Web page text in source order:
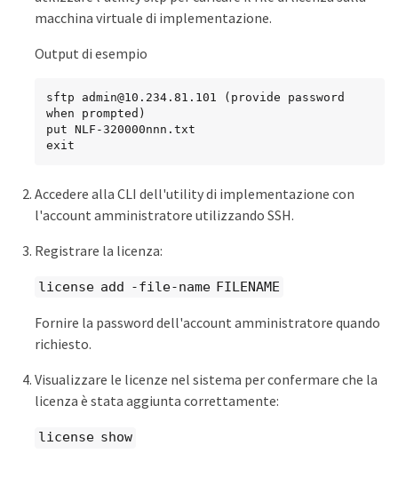
macchina virtuale di implementazione.
Output di esempio
sftp admin@10.234.81.101 (provide password
when prompted)
put NLF-320000nnn.txt
exit
Accedere alla CLI dell'utility di implementazione con
l'account amministratore utilizzando SSH.
Registrare la licenza:
license add -file-name FILENAME
Fornire la password dell'account amministratore quando
richiesto.
Visualizzare le licenze nel sistema per confermare che la
licenza è stata aggiunta correttamente:
license show